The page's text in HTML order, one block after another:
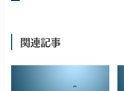
関連記事